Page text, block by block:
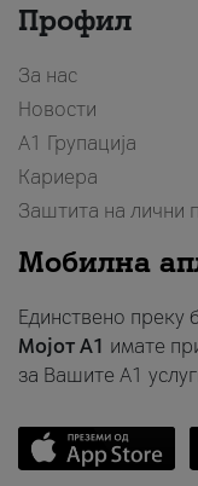
Профил
За нас
Новости
А1 Групација
Кариера
Заштита на лични
Мобилна
Единствено преку
Мојот A1 имате
за Вашите A1